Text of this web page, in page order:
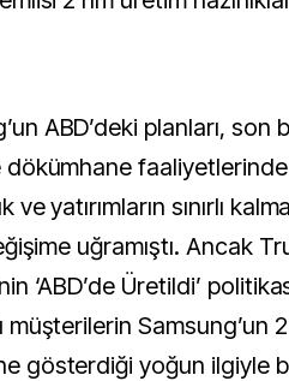
ABD’deki planları, son
ve yatırımların sınırlı
uğramıştı. Ancak
‘ABD’de Üretildi’
müşterilerin Samsung’un
gösterdiği yoğun ilgiyle